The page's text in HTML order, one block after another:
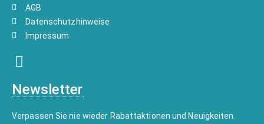
AGB
Datenschutzhinweise
Impressum
Newsletter
Verpassen Sie nie wieder Rabattaktionen und Neuigkeiten.